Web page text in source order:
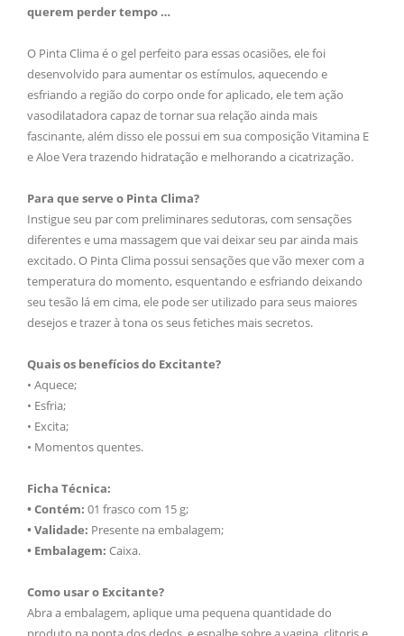
querem perder tempo …
O Pinta Clima é o gel perfeito para essas ocasiões, ele foi
desenvolvido para aumentar os estímulos, aquecendo e
esfriando a região do corpo onde for aplicado, ele tem ação
vasodilatadora capaz de tornar sua relação ainda mais
fascinante, além disso ele possui em sua composição Vitamina E
e Aloe Vera trazendo hidratação e melhorando a cicatrização.
Para que serve o Pinta Clima?
Instigue seu par com preliminares sedutoras, com sensações
diferentes e uma massagem que vai deixar seu par ainda mais
excitado. O Pinta Clima possui sensações que vão mexer com a
temperatura do momento, esquentando e esfriando deixando
seu tesão lá em cima, ele pode ser utilizado para seus maiores
desejos e trazer à tona os seus fetiches mais secretos.
Quais os benefícios do Excitante?
• Aquece;
• Esfria;
• Excita;
• Momentos quentes.
Ficha Técnica:
• Contém: 01 frasco com 15 g;
• Validade: Presente na embalagem;
• Embalagem: Caixa.
Como usar o Excitante?
Abra a embalagem, aplique uma pequena quantidade do